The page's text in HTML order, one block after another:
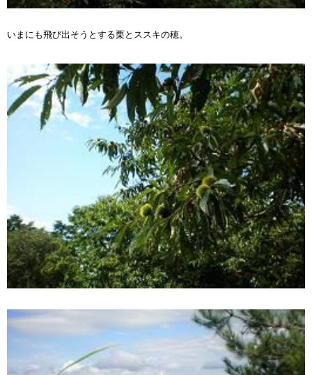
いまにも飛び出そうとする栗とススキの穂。